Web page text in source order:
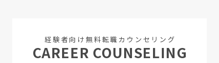
経験者向け無料転職カウンセリング
CAREER COUNSELING